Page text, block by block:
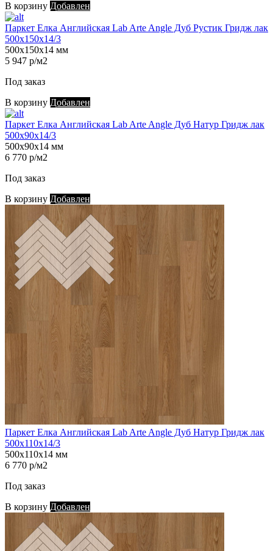
В корзину Добавлен
Паркет Елка Английская Lab Arte Angle Дуб Рустик Гридж лак
500х150х14/3
500х150х14 мм
5 947 р/м2
Под заказ
В корзину Добавлен
Паркет Елка Английская Lab Arte Angle Дуб Натур Гридж лак
500х90х14/3
500х90х14 мм
6 770 р/м2
Под заказ
В корзину Добавлен
Паркет Елка Английская Lab Arte Angle Дуб Натур Гридж лак
500х110х14/3
500х110х14 мм
6 770 р/м2
Под заказ
В корзину Добавлен